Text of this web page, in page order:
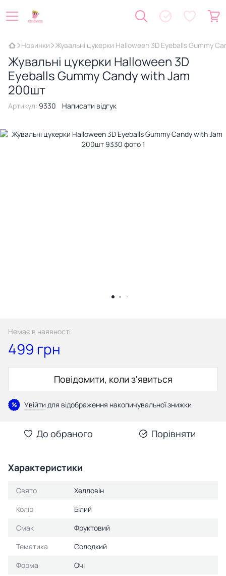
Новинки Жувальні цукерки Halloween 3D Eyeballs Gummy
Жувальні цукерки Halloween 3D
Eyeballs Gummy Candy with Jam
200шт
Артикул: 9330 Написати відгук
Немає в наявності
499 грн
Повідомити, коли з'явиться
% Увійти для відображення накопичувальної знижки
До обраного Порівняти
Характеристики
Свято
Хелловін
Колір
Білий
Смак
Фруктовий
Тематика
Солодкий
Форма
Очі